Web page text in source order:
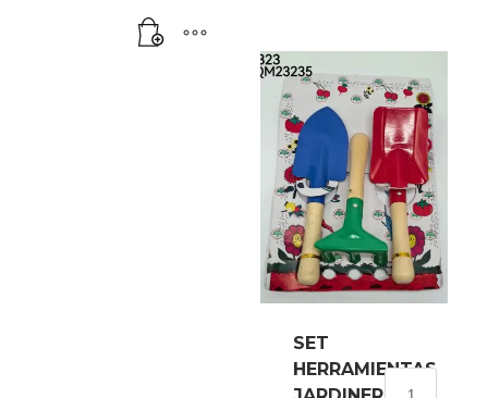
SET
HERRAMIENTAS
SET